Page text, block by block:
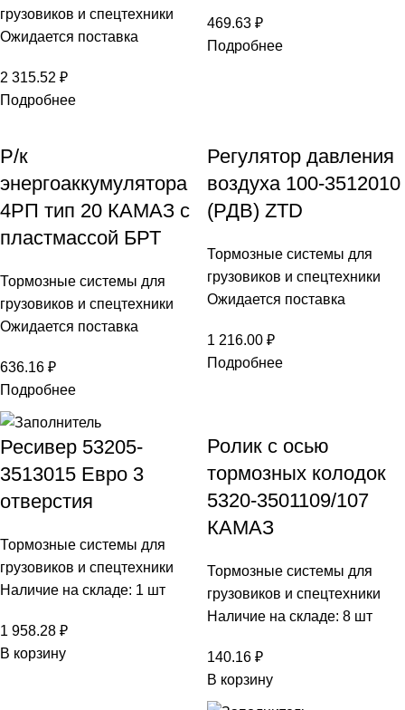
грузовиков и спецтехники
Ожидается поставка
2 315.52 ₽
Подробнее
469.63 ₽
Подробнее
Р/к
энергоаккумулятора
4РП тип 20 КАМАЗ с
пластмассой БРТ
Тормозные системы для
грузовиков и спецтехники
Ожидается поставка
636.16 ₽
Подробнее
Регулятор давления
воздуха 100-3512010
(РДВ) ZTD
Тормозные системы для
грузовиков и спецтехники
Ожидается поставка
1 216.00 ₽
Подробнее
Ресивер 53205-
3513015 Евро 3
отверстия
Тормозные системы для
грузовиков и спецтехники
Наличие на складе: 1 шт
1 958.28 ₽
В корзину
Ролик с осью
тормозных колодок
5320-3501109/107
КАМАЗ
Тормозные системы для
грузовиков и спецтехники
Наличие на складе: 8 шт
140.16 ₽
В корзину